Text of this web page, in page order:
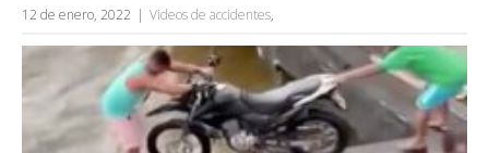
12 de enero, 2022 Videos de accidentes,